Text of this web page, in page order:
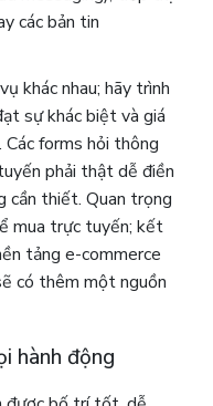
các bản tin
khác nhau; hãy trình
sự khác biệt và giá
forms hỏi thông
phải thật dễ điền
cần thiết. Quan trọng
mua trực tuyến; kết
tảng e-commerce
có thêm một nguồn
hành động